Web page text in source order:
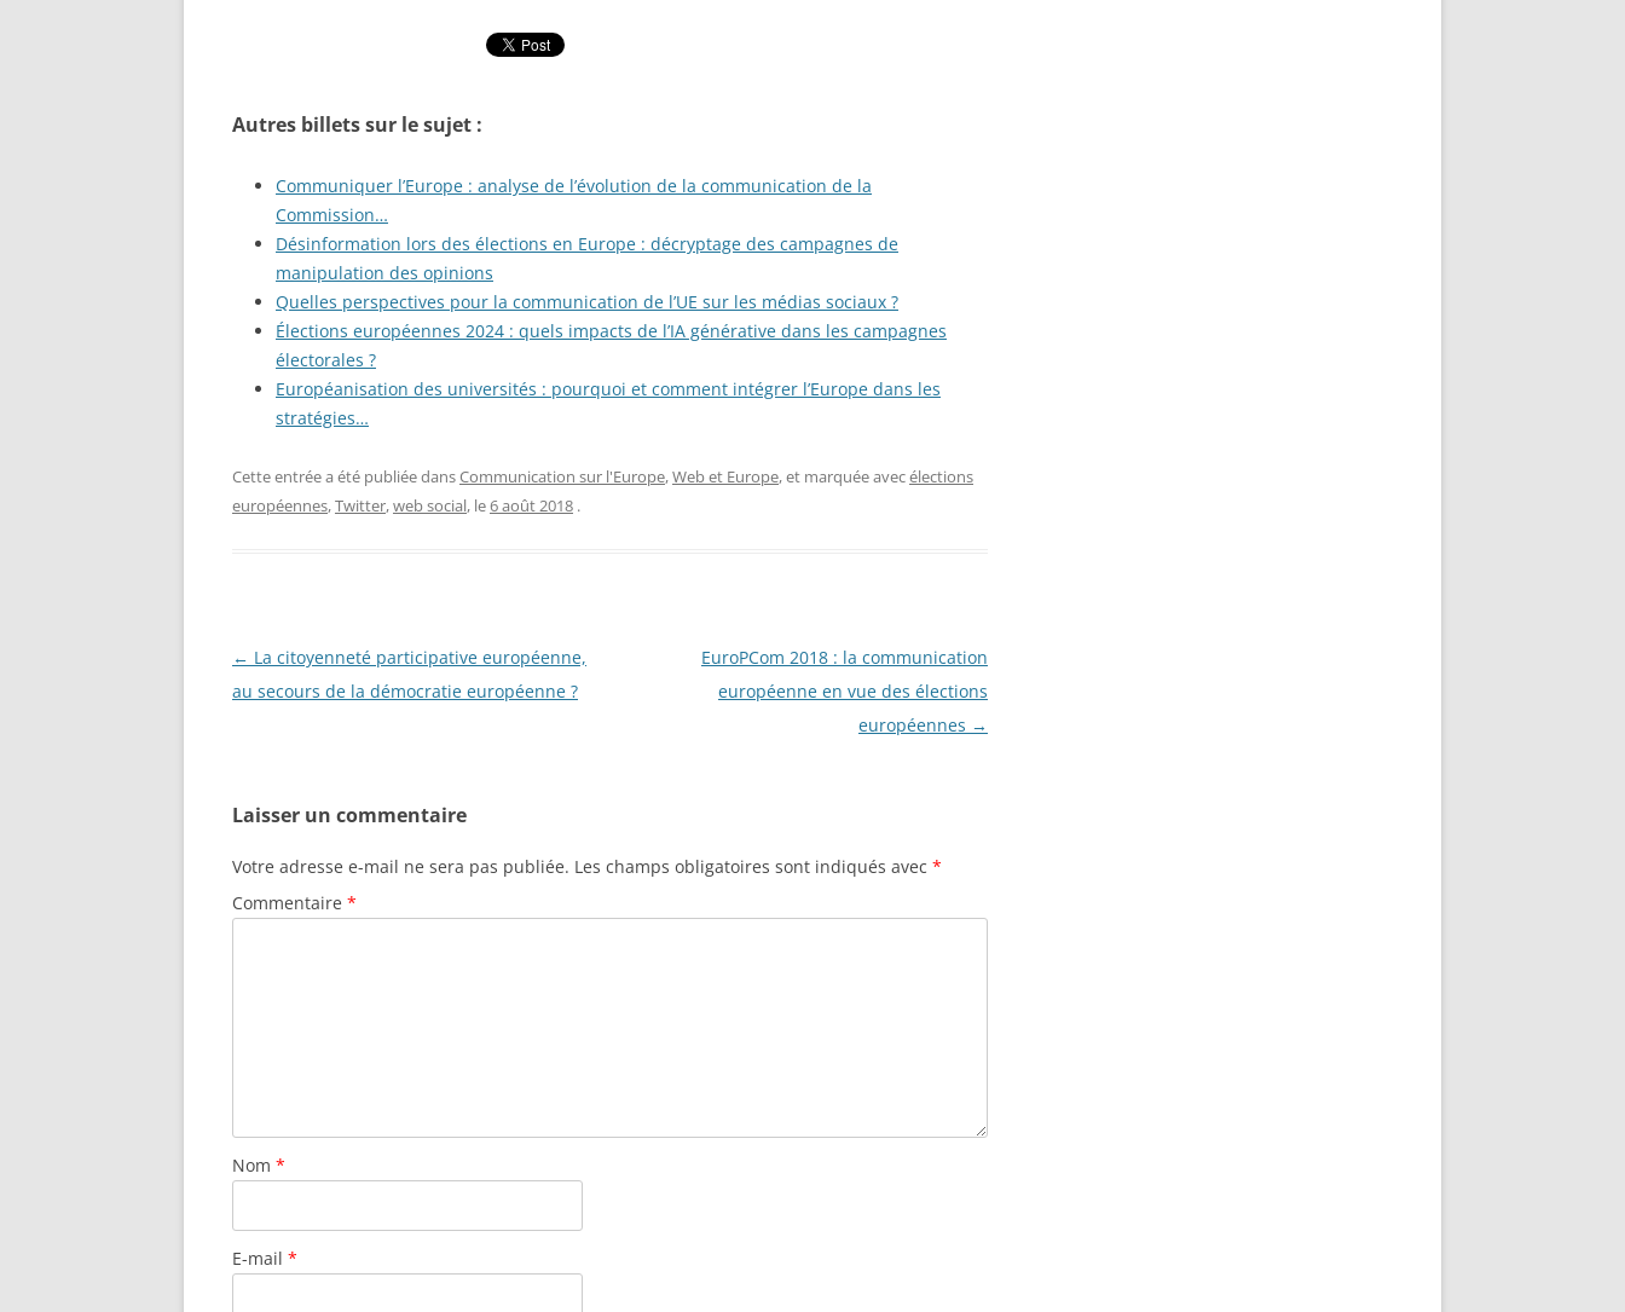
Autres billets sur le sujet :
Communiquer l’Europe : analyse de l’évolution de la communication de la
Commission…
Désinformation lors des élections en Europe : décryptage des campagnes de
manipulation des opinions
Quelles perspectives pour la communication de l’UE sur les médias sociaux ?
Élections européennes 2024 : quels impacts de l’IA générative dans les campagnes
électorales ?
Européanisation des universités : pourquoi et comment intégrer l’Europe dans les
stratégies…
Cette entrée a été publiée dansCommunication sur l'Europe,Web et Europe, et marquée avecélections
européennes,Twitter,web social, le6 août 2018 .
Navigation
des
← La citoyenneté participative européenne,
au secours de la démocratie européenne ?
EuroPCom 2018 : la communication
européenne en vue des élections
européennes →
Laisser un commentaire
Votre adresse e-mail ne sera pas publiée. Les champs obligatoires sont indiqués avec *
Commentaire *
Nom *
E-mail *